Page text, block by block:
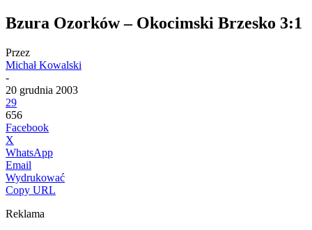
Bzura Ozorków – Okocimski Brzesko 3:1
Przez
Michał Kowalski
-
20 grudnia 2003
29
656
Facebook
X
WhatsApp
Email
Wydrukować
Copy URL
Reklama